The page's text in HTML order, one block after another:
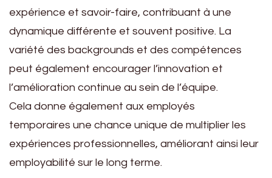
expérience et savoir-faire, contribuant à une
dynamique différente et souvent positive. La
variété des backgrounds et des compétences
peut également encourager l’innovation et
l’amélioration continue au sein de l’équipe.
Cela donne également aux employés
temporaires une chance unique de multiplier les
expériences professionnelles, améliorant ainsi leur
employabilité sur le long terme.